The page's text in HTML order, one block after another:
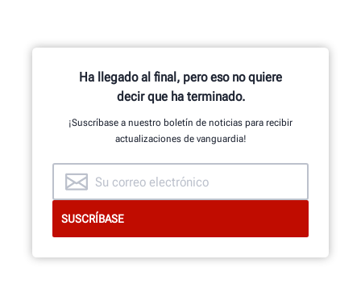
Ha llegado al final, pero eso no quiere
decir que ha terminado.
¡Suscríbase a nuestro boletín de noticias para recibir
actualizaciones de vanguardia!